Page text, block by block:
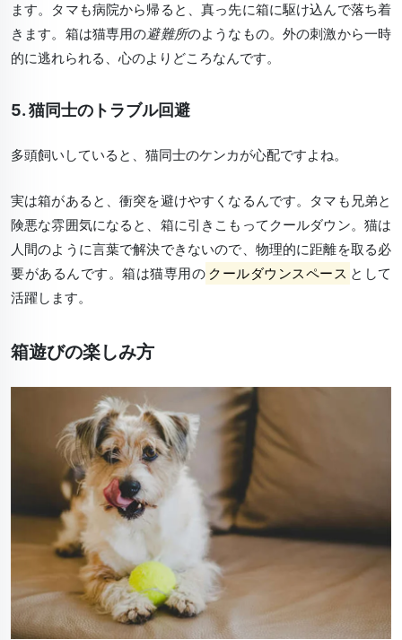
ます。タマも病院から帰ると、真っ先に箱に駆け込んで落ち着
きます。箱は猫専用の避難所のようなもの。外の刺激から一時
的に逃れられる、心のよりどころなんです。
5. 猫同士のトラブル回避
多頭飼いしていると、猫同士のケンカが心配ですよね。
実は箱があると、衝突を避けやすくなるんです。タマも兄弟と
険悪な雰囲気になると、箱に引きこもってクールダウン。猫は
人間のように言葉で解決できないので、物理的に距離を取る必
要があるんです。箱は猫専用の クールダウンスペース として
活躍します。
箱遊びの楽しみ方